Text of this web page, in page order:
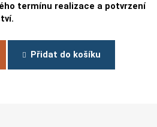
termínu realizace a potvrzení
Přidat do košíku